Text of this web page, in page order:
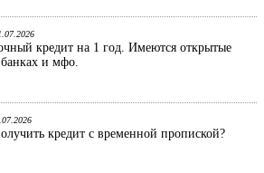
кредит на 1 год. Имеются открытые
и мфо.
кредит с временной пропиской?